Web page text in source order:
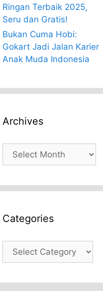
Ringan Terbaik 2025,
Seru dan Gratis!
Bukan Cuma Hobi:
Gokart Jadi Jalan Karier
Anak Muda Indonesia
Archives
Archives
Categories
Categories